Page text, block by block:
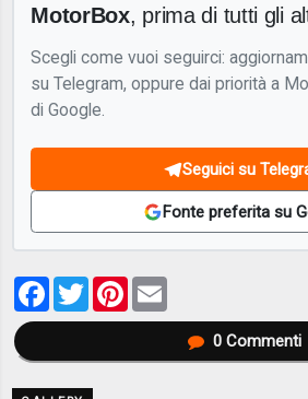
MotorBox, prima di tutti gli
Scegli come vuoi seguirci:
su Telegram, oppure dai priorità a
di Google.
Seguici su
Fonte preferita su
Facebook
TwitterPinterest
0Commenti